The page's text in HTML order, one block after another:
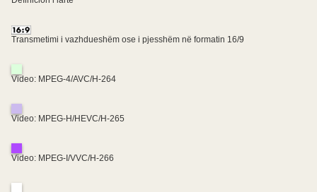
Transmetimi i vazhdueshëm ose i pjesshëm në formatin 16/9
Video: MPEG-4/AVC/H-264
Video: MPEG-H/HEVC/H-265
Video: MPEG-I/VVC/H-266